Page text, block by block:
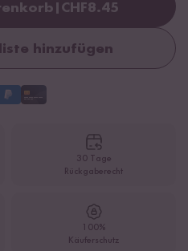
Loading...
CHF8.45
hinzufügen
30 Tage
Rückgaberecht
100%
Käuferschutz